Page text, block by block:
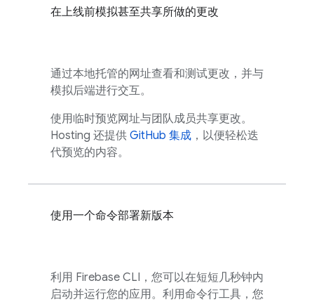
在上线前模拟甚至共享所做的更改
通过本地托管的网址查看和测试更改，并与
模拟后端进行交互。
使用临时预览网址与团队成员共享更改。
Hosting 还提供 GitHub 集成 ，以便轻松迭
代预览的内容。
使用一个命令部署新版本
利用 Firebase CLI，您可以在短短几秒钟内
启动并运行您的应用。利用命令行工具，您